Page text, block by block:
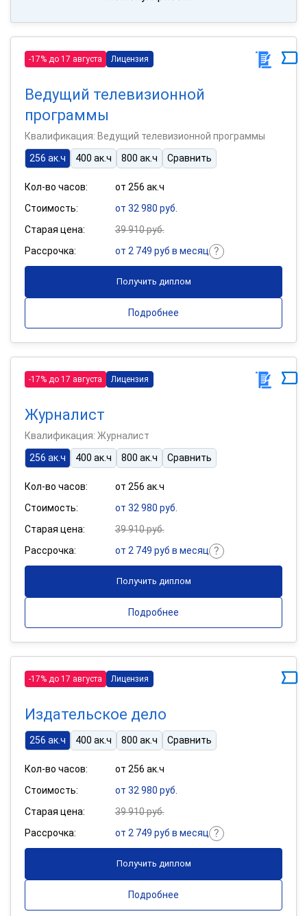
-17% до 17 августа Лицензия
Ведущий телевизионной
программы
Квалификация: Ведущий телевизионной программы
256 ак.ч
400 ак.ч 800 ак.ч Сравнить
Кол-во часов:
от 256 ак.ч
Стоимость:
от 32 980 руб.
Старая цена:
39 910 руб.
Рассрочка:
от 2 749 руб в месяц
Получить диплом
Подробнее
-17% до 17 августа Лицензия
Журналист
Квалификация: Журналист
256 ак.ч
400 ак.ч 800 ак.ч Сравнить
Кол-во часов:
от 256 ак.ч
Стоимость:
от 32 980 руб.
Старая цена:
39 910 руб.
Рассрочка:
от 2 749 руб в месяц
Получить диплом
Подробнее
-17% до 17 августа Лицензия
Издательское дело
256 ак.ч 400 ак.ч 800 ак.ч Сравнить
Кол-во часов:
от 256 ак.ч
Стоимость:
от 32 980 руб.
Старая цена:
39 910 руб.
Рассрочка:
от 2 749 руб в месяц
Получить диплом
Подробнее